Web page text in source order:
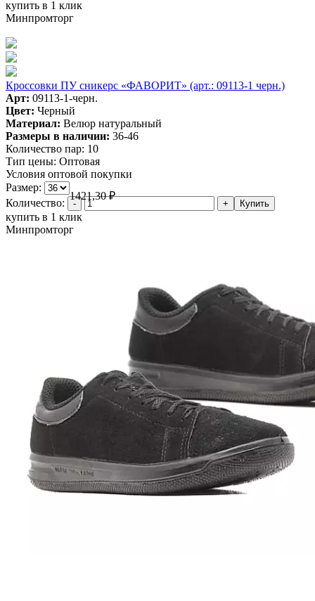
купить в 1 клик
Минпромторг
Кроссовки ПУ сникерс «ФАВОРИТ» (арт.: 09113-1 черн.)
Арт: 09113-1-черн.
Цвет: Черный
Материал: Велюр натуральный
Размеры в наличии: 36-46
Количество пар: 10
Тип цены: Оптовая
Условия оптовой покупки
Размер:
1421,30₽
Количество:
купить в 1 клик
Минпромторг